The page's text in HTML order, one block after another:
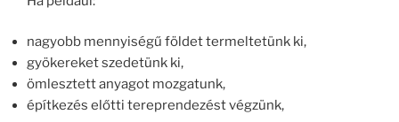
nagyobb mennyiségű földet termeltetünk ki,
gyökereket szedetünk ki,
ömlesztett anyagot mozgatunk,
építkezés előtti tereprendezést végzünk,